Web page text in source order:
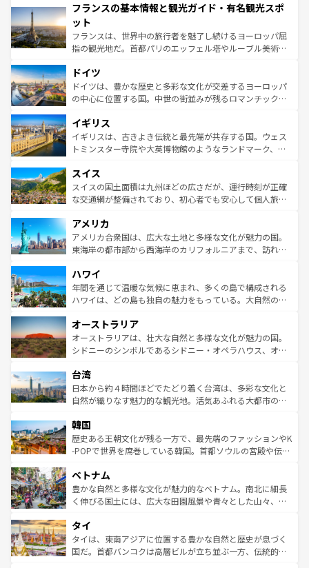
ませてくれるイタリアで、忘れられない旅をしてみよう！
なお、新着のイタリア情報は
しい。
文化が根付くこの国では、情熱的なフラメンコ、熱気あふ
れる闘牛、そして美味しいタパスが生活の一部となってい
る。首都マドリードの洗練された雰囲気や、バルセロナの
アートに溢れた街角から、地方では古代ローマ遺跡や中世
せる。地方によって風土や気候が異なるスペインはその個
性で訪れる人を魅了する。 なお、新着のスペイン情報は コ
ンテンツ一覧を参照してほしい。
フランスの基本情報と観光ガイド・有名観光スポ
ット
フランスは、世界中の旅行者を魅了し続けるヨーロッパ屈
指の観光地だ。首都パリのエッフェル塔やルーブル美術館
で、幅広い魅力が詰まっている。華麗な宮殿、歴史的な大
聖堂、美しいビーチ、そして豊かな自然が、訪れる者を心
から魅了する。また、フランスは美食の国としても知ら
いる。シャンパンの発祥地であるランス、プロヴァンスの
香り高いラベンダー畑など、多彩な楽しみ方が可能だ。さ
らに、パリ以外の地域にも魅力が溢れており、どの街角に
れる地方に足を運ぶとそれぞれで全く異なる文化を体験で
きるだろう。 なお、新着のフランス情報はコンテンツ一覧
を参照してほしい。
ドイツ
ドイツは、豊かな歴史と多彩な文化が交差するヨーロッパ
の中心に位置する国。中世の街並みが残るロマンチック街
顔を持つこの国は、どこを歩いても飽きることがない。ベ
ルリンの文化的活気、バイエルン州のアルプスの絶景、そ
してライン川沿いのワイン畑といった風景は必見。ビール
は、お酒好きな人にはぜひ体験してほしい。 なお、新着の
ドイツ情報はコンテンツ一覧を参照してほしい。
イギリス
イギリスは、古きよき伝統と最先端が共存する国。ウェス
トミンスター寺院や大英博物館のようなランドマーク、歴
リアごとに異なる魅力がある。また、優雅なアフタヌーン
ティー、ビール好きにはたまらない英国パブ、サッカー観
戦など、本場だからこそできる体験も豊富。イギリスを旅
ンツ一覧を参照してほしい。
スイス
スイスの国土面積は九州ほどの広さだが、運行時刻が正確
な交通網が整備されており、初心者でも安心して個人旅行
の建物がそのまま残る町や、スイスならではのユニークな
博物館もあり、アルプス観光だけでなく町歩きも満喫する
ことができる。国民の所得が高いため物価も高いが、旅行
ば市内交通費無料で観光を楽しむこともできる。 なお、新
着のスイス情報はコンテンツ一覧 を参照してほしい。
アメリカ
アメリカ合衆国は、広大な土地と多様な文化が魅力の国。
東海岸の都市部から西海岸のカリフォルニアまで、訪れる
のような巨大都市は、観光、ショッピング、エンターテイ
ンメントが詰まった刺激的なスポットだ。一方、アメリカ
西部には大自然が広がり、グランドキャニオンやイエロー
部のニューオーリンズでは、音楽と美食が融合した独特の
文化が魅力。旅行者はアメリカの各地域で異なる魅力を楽
しみながら、その多様性と豊かな歴史を感じることができ
ならではの贅沢な旅のスタイルだ。 なお、新着のアメリカ
情報はコンテンツ一覧を参照してほしい。
ハワイ
年間を通じて温暖な気候に恵まれ、多くの島で構成される
ハワイは、どの島も独自の魅力をもっている。大自然の神
ワイ島は見逃せない。また、定番の観光地といえばオアフ
島だが、静かな自然を求めるならマウイ島やカウアイ島が
おすすめ。エメラルドグリーンに輝く海をはじめ、豊かな
れるおもてなしの心で訪れる人々を迎えてくれるハワイの
人々、おいしいローカルフードやハワイアンミュージッ
ク、伝統的なフラダンスなど、すべてがハワイの魅力を彩
ワイを、存分に味わってほしい。 なお、新着のハワイ情報
はコンテンツ一覧を参照してほしい。
オーストラリア
オーストラリアは、壮大な自然と多様な文化が魅力の国。
シドニーのシンボルであるシドニー・オペラハウス、オー
リアリーフや大陸中央部にそびえるウルル（エアーズロッ
ク）、タスマニアの美しい原生林やケアンズの熱帯雨林な
ど、見どころがたくさん。また、カフェやワイン、オージ
いる。アクティビティも充実しており、サーフィンやダイ
ビング、ハイキングなど、アウトドア好きにはたまらな
い。オーストラリアの多彩な魅力を存分に味わいつくそ
参照してほしい。
台湾
日本から約４時間ほどでたどり着く台湾は、多彩な文化と
自然が織りなす魅力的な観光地。活気あふれる大都市の台
ン）、静ひつな山岳地帯である台湾東部など、都市の喧騒
と山間の静けさが共存しており、訪れる人に新しい発見と
驚きをもたらしてくれる。また、奥深い台湾の食文化も魅
容にもいいと評判のスイーツなど、バラエティ豊かな料理
が味わえる。 なお、新着の台湾情報は コンテンツ一覧を参
照してほしい。
韓国
歴史ある王朝文化が残る一方で、最先端のファッションやK
-POPで世界を席巻している韓国。首都ソウルの宮殿や伝統
き、地方に足を延ばせば四季折々の自然美を楽しむことが
できる。そして、キムチや焼肉、絶品のストリートフード
まで、さまざまな韓国料理が待っている。夜には、韓国な
リティに包まれながら、韓国の多彩な魅力を心ゆくまで味
わってみてほしい。 なお、新着の韓国情報はコンテンツ一
覧を参照してほしい。
ベトナム
豊かな自然と多様な文化が魅力的なベトナム。南北に細長
く伸びる国土には、広大な田園風景や青々とした山々、世
急速な発展と共に伝統が息づく。ハノイの古い町並みやホ
ーチミン市のフランス統治時代の建物も、独特の雰囲気を
醸し出している。また、バラエティの豊かさとおいしさで
タイ
タイは、東南アジアに位置する豊かな自然と歴史が息づく
国だ。首都バンコクは高層ビルが立ち並ぶ一方、伝統的な